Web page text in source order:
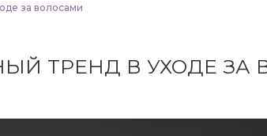
за волосами
ТРЕНД В УХОДЕ